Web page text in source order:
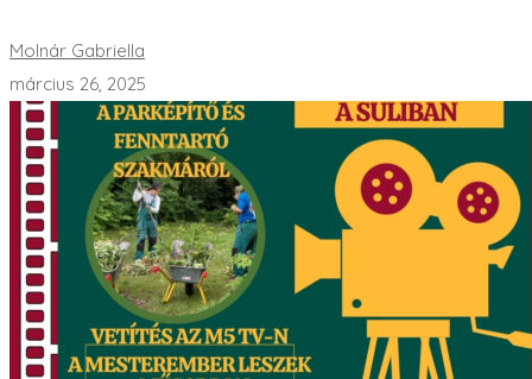
Molnár Gabriella
március 26, 2025